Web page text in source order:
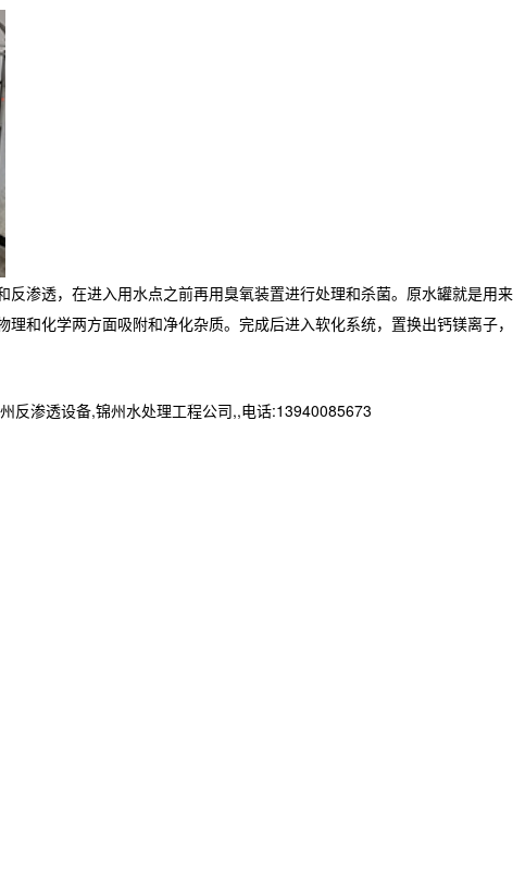
渗透，在进入用水点之前再用臭氧装置进行处理和杀菌。原水罐就是用来
和化学两方面吸附和净化杂质。完成后进入软化系统，置换出钙镁离子，
反渗透设备,锦州水处理工程公司,,电话:13940085673